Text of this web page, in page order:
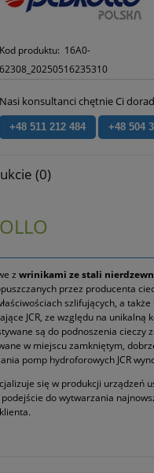
Kod produktu: 16A0-
62308_20250516235310
Nasi konsultanci chętnie Ci
+48 511 212 484 +48 504
(0)
z wrinikami ze stali
przez producenta
szlifujących, a
JCR, ze względu na
są do podnoszenia cieczy
w miejscu zamkniętym,
pomp hydroforowych JCR
się w produkcji urządzeń
do wytwarzania